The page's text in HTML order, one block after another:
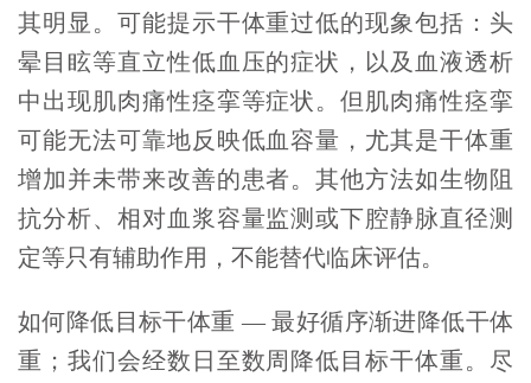
其明显。可能提示干体重过低的现象包括：头
晕目眩等直立性低血压的症状，以及血液透析
中出现肌肉痛性痉挛等症状。但肌肉痛性痉挛
可能无法可靠地反映低血容量，尤其是干体重
增加并未带来改善的患者。其他方法如生物阻
抗分析、相对血浆容量监测或下腔静脉直径测
定等只有辅助作用，不能替代临床评估。
如何降低目标干体重 — 最好循序渐进降低干体
重；我们会经数日至数周降低目标干体重。尽